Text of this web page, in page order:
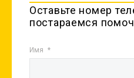
Оставьте номер
постараемся
Имя